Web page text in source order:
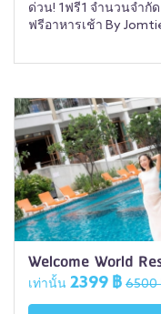
ด่วน! 1ฟรี1 จำนวนจำกั
ฟรีอาหารเช้า By
Welcome World
เท่านั้น 2399 ฿ 6500